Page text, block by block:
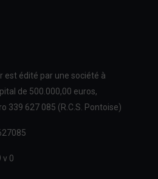
est édité par une société à
de 500.000,00 euros,
339 627 085 (R.C.S. Pontoise)
v 0